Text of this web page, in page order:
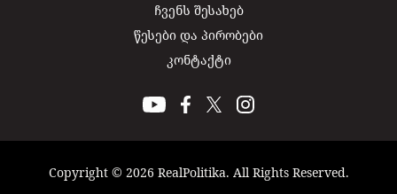
ჩვენს შესახებ
წესები და პირობები
კონტაქტი
Copyright © 2026 RealPolitika. All Rights Reserved.